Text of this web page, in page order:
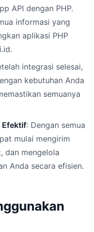
API dengan PHP.
informasi yang
aplikasi PHP
integrasi selesai,
kebutuhan Anda
semuanya
Efektif: Dengan semua
mulai mengirim
dan mengelola
Anda secara efisien.